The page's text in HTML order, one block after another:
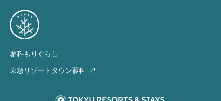
蓼科もりぐらし
東急リゾートタウン蓼科